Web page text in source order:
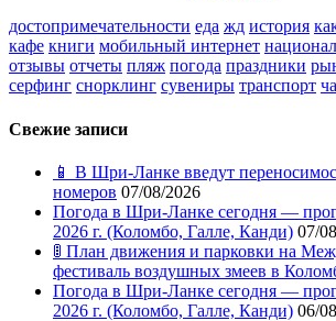
достопримечательности еда жд история
кафе книги мобильный интернет
отзывы отчеты пляж погода праздники
серфинг снорклинг сувениры транспорт
Свежие записи
📱 В Шри-Ланке введут
номеров 07/08/2026
Погода в Шри-Ланке сегодня —
2026 г. (Коломбо, Галле, Канди) 07/
🚦 План движения и парковки на
фестиваль воздушных змеев в
Погода в Шри-Ланке сегодня —
2026 г. (Коломбо, Галле, Канди) 06/